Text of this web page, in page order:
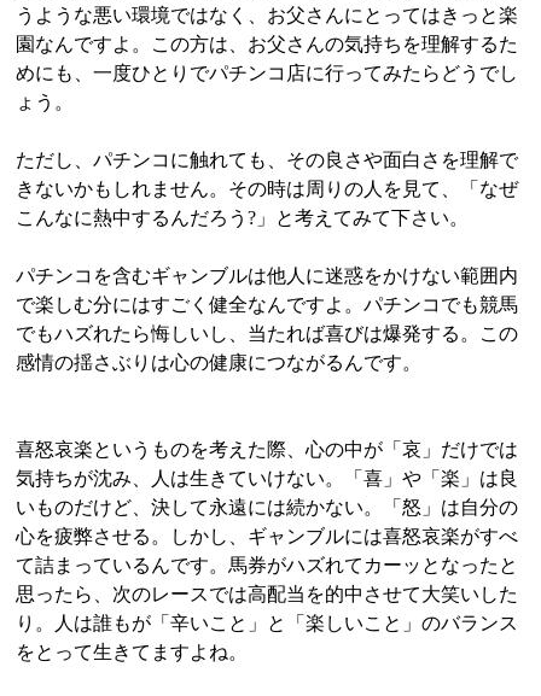
うような悪い環境ではなく、お父さんにとってはきっと楽
園なんですよ。この方は、お父さんの気持ちを理解するた
めにも、一度ひとりでパチンコ店に行ってみたらどうでし
ょう。
ただし、パチンコに触れても、その良さや面白さを理解で
きないかもしれません。その時は周りの人を見て、「なぜ
こんなに熱中するんだろう?」と考えてみて下さい。
パチンコを含むギャンブルは他人に迷惑をかけない範囲内
で楽しむ分にはすごく健全なんですよ。パチンコでも競馬
でもハズれたら悔しいし、当たれば喜びは爆発する。この
感情の揺さぶりは心の健康につながるんです。
喜怒哀楽というものを考えた際、心の中が「哀」だけでは
気持ちが沈み、人は生きていけない。「喜」や「楽」は良
いものだけど、決して永遠には続かない。「怒」は自分の
心を疲弊させる。しかし、ギャンブルには喜怒哀楽がすべ
て詰まっているんです。馬券がハズれてカーッとなったと
思ったら、次のレースでは高配当を的中させて大笑いした
り。人は誰もが「辛いこと」と「楽しいこと」のバランス
をとって生きてますよね。